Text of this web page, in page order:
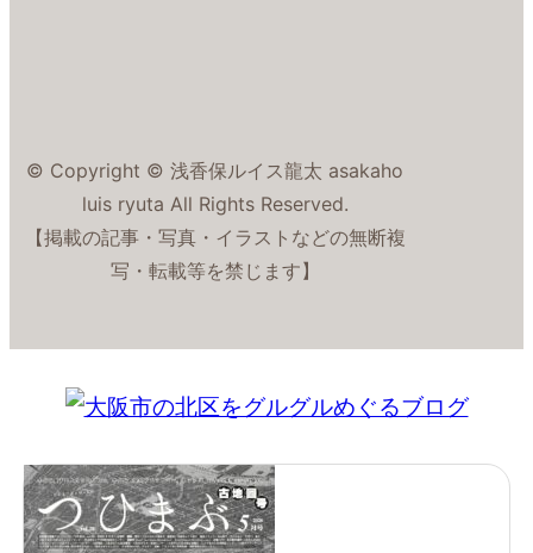
© Copyright © 浅香保ルイス龍太 asakaho
luis ryuta All Rights Reserved.
【掲載の記事・写真・イラストなどの無断複
写・転載等を禁じます】